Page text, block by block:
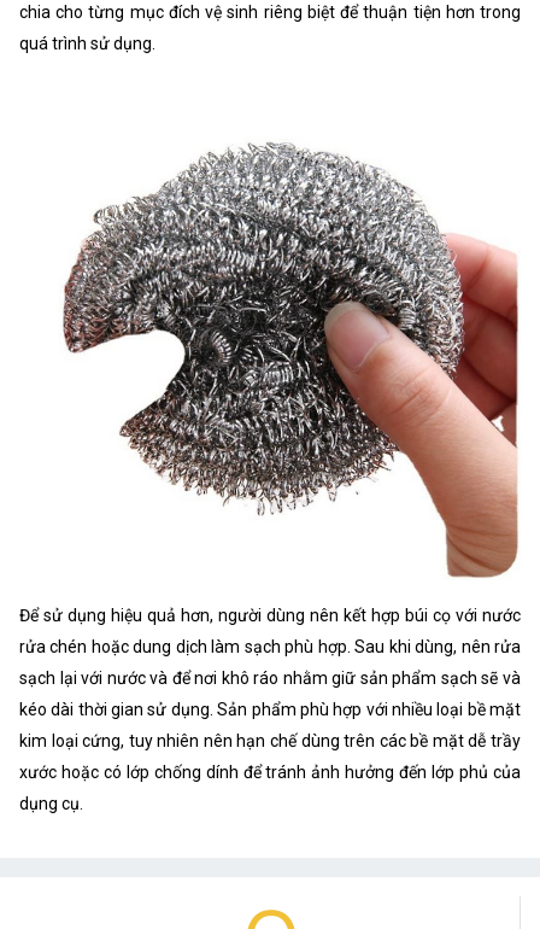
chia cho từng mục đích vệ sinh riêng biệt để thuận tiện hơn trong
quá trình sử dụng.
Để sử dụng hiệu quả hơn, người dùng nên kết hợp búi cọ với nước
rửa chén hoặc dung dịch làm sạch phù hợp. Sau khi dùng, nên rửa
sạch lại với nước và để nơi khô ráo nhằm giữ sản phẩm sạch sẽ và
kéo dài thời gian sử dụng. Sản phẩm phù hợp với nhiều loại bề mặt
kim loại cứng, tuy nhiên nên hạn chế dùng trên các bề mặt dễ trầy
xước hoặc có lớp chống dính để tránh ảnh hưởng đến lớp phủ của
dụng cụ.